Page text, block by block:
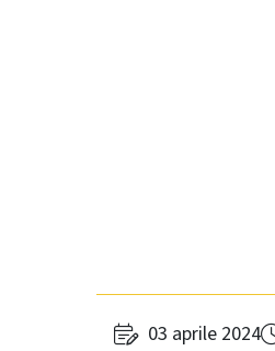
03 aprile 2024